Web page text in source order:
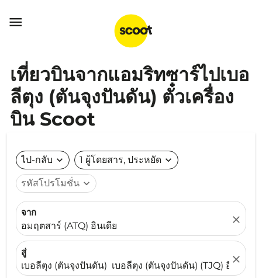

เที่ยวบินจากแอมริทซาร์ไปเบอ
ลีตุง (ตันจุงปันดัน) ตั๋วเครื่อง
บิน Scoot
ไป-กลับ expand_more 1 ผู้โดยสาร, ประหยัด expand_more
รหัสโปรโมชั่น expand_more
จาก
อมฤตสาร์ (ATQ) อินเดีย
close
สู่
เบอลีตุง (ตันจุงปันดัน) เบอลีตุง (ตันจุงปันดัน) (TJQ) อินโดนีเ
close